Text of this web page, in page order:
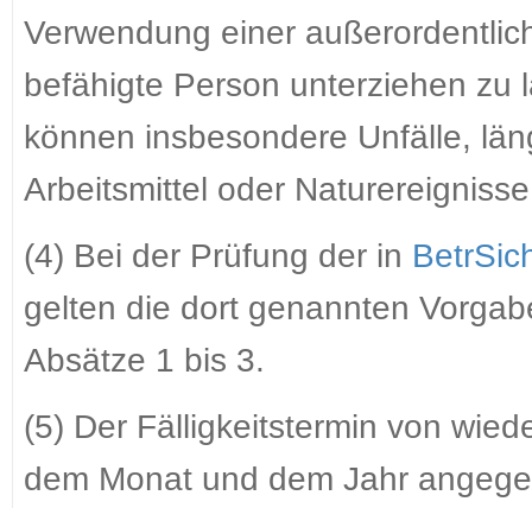
Verwendung einer
befähigte Person unterziehen zu
können insbesondere Unfälle,
Arbeitsmittel oder
(4) Bei der Prüfung der in
gelten die dort genannten
Absätze 1 bis 3.
(5) Der Fälligkeitstermin von
dem Monat und dem Jahr